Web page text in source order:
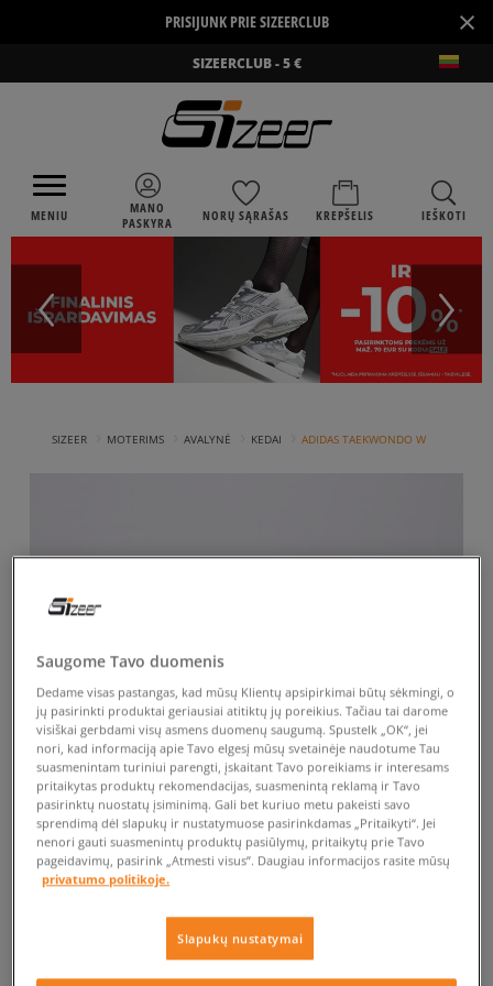
PRISIJUNK PRIE SIZEERCLUB ×
SIZEERCLUB - 5 €
MENIU
MANO
PASKYRA
NORŲ SĄRAŠAS KREPŠELIS IEŠKOTI
SIZEER MOTERIMS AVALYNĖ KEDAI ADIDAS TAEKWONDO W
Saugome Tavo duomenis
Dedame visas pastangas, kad mūsų Klientų apsipirkimai būtų sėkmingi, o
jų pasirinkti produktai geriausiai atitiktų jų poreikius. Tačiau tai darome
visiškai gerbdami visų asmens duomenų saugumą. Spustelk „OK“, jei
nori, kad informaciją apie Tavo elgesį mūsų svetainėje naudotume Tau
suasmenintam turiniui parengti, įskaitant Tavo poreikiams ir interesams
pritaikytas produktų rekomendacijas, suasmenintą reklamą ir Tavo
pasirinktų nuostatų įsiminimą. Gali bet kuriuo metu pakeisti savo
sprendimą dėl slapukų ir nustatymuose pasirinkdamas „Pritaikyti“. Jei
nenori gauti suasmenintų produktų pasiūlymų, pritaikytų prie Tavo
pageidavimų, pasirink „Atmesti visus”. Daugiau informacijos rasite mūsų
privatumo politikoje.
Slapukų nustatymai